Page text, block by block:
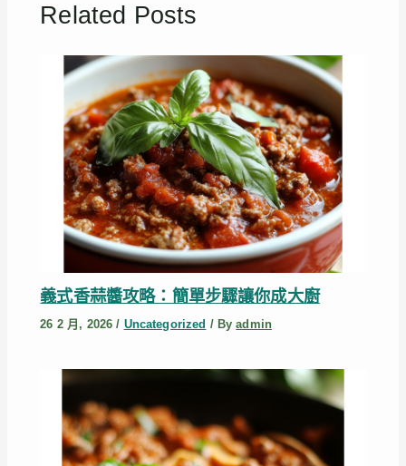
Related Posts
義式香蒜醬攻略：簡單步驟讓你成大廚
26 2 月, 2026/ Uncategorized / Byadmin